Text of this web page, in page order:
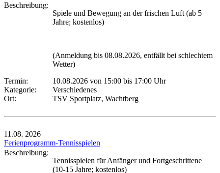
Beschreibung:
Spiele und Bewegung an der frischen Luft (ab 5
Jahre; kostenlos)
(Anmeldung bis 08.08.2026, entfällt bei schlechtem
Wetter)
Termin:
10.08.2026 von 15:00 bis 17:00 Uhr
Kategorie:
Verschiedenes
Ort:
TSV Sportplatz, Wachtberg
11.08. 2026
Ferienprogramm-Tennisspielen
Beschreibung:
Tennisspielen für Anfänger und Fortgeschrittene
(10-15 Jahre; kostenlos)